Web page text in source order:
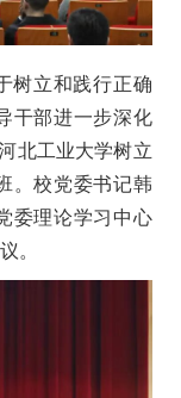
树立和践行正确
干部进一步深化
北工业大学树立
。校党委书记韩
委理论学习中心
。